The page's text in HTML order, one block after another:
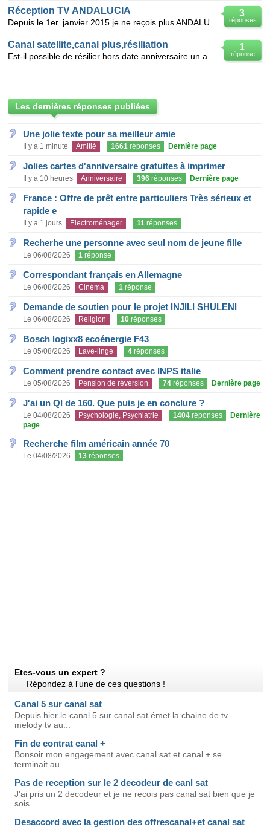
3
réponses
Réception TV ANDALUCIA
1
réponse
Canal satellite,canal plus,résiliation
Les dernières réponses publiées
Une jolie texte pour sa meilleur amie
Il y a 1 minute Amitié 1661 réponses Dernière page
Jolies cartes d'anniversaire gratuites à imprimer
Il y a 10 heures Anniversaire 396 réponses Dernière page
France : Offre de prêt entre particuliers Très sérieux et
rapide e
Il y a 1 jours Electroménager 11 réponses
Recherhe une personne avec seul nom de jeune fille
Le 06/08/2026 1 réponse
Correspondant français en Allemagne
Le 06/08/2026 Cinéma 1 réponse
Demande de soutien pour le projet INJILI SHULENI
Le 06/08/2026 Religion 10 réponses
Bosch logixx8 ecoénergie F43
Le 05/08/2026 Lave-linge 4 réponses
Comment prendre contact avec INPS italie
Le 05/08/2026 Pension de réversion 74 réponses Dernière page
J'ai un QI de 160. Que puis je en conclure ?
Le 04/08/2026 Psychologie, Psychiatrie 1404 réponses
Dernière
page
Recherche film américain année 70
Le 04/08/2026 13 réponses
Etes-vous un expert ?
Répondez à l'une de ces questions !
Canal 5 sur canal sat
Depuis hier le canal 5 sur canal sat émet la chaine de tv
melody tv au...
Fin de contrat canal +
Bonsoir mon engagement avec canal sat et canal + se
terminait au...
Pas de reception sur le 2 decodeur de canl sat
J'ai pris un 2 decodeur et je ne recois pas canal sat bien que je
sois...
Desaccord avec la gestion des offrescanal+et canal sat